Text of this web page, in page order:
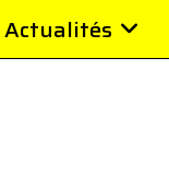
Actualités